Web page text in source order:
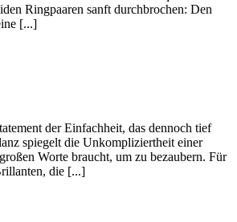
Ringpaaren sanft durchbrochen: Den
[...]
der Einfachheit, das dennoch tief
spiegelt die Unkompliziertheit einer
Worte braucht, um zu bezaubern. Für
die [...]